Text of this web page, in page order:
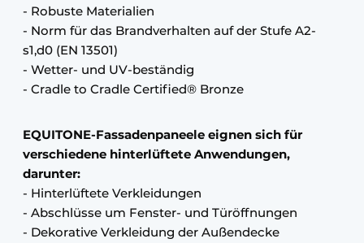
- Robuste Materialien
- Norm für das Brandverhalten auf der Stufe A2-
s1,d0 (EN 13501)
- Wetter- und UV-beständig
- Cradle to Cradle Certified® Bronze
EQUITONE-Fassadenpaneele eignen sich für
verschiedene hinterlüftete Anwendungen,
darunter:
- Hinterlüftete Verkleidungen
- Abschlüsse um Fenster- und Türöffnungen
- Dekorative Verkleidung der Außendecke